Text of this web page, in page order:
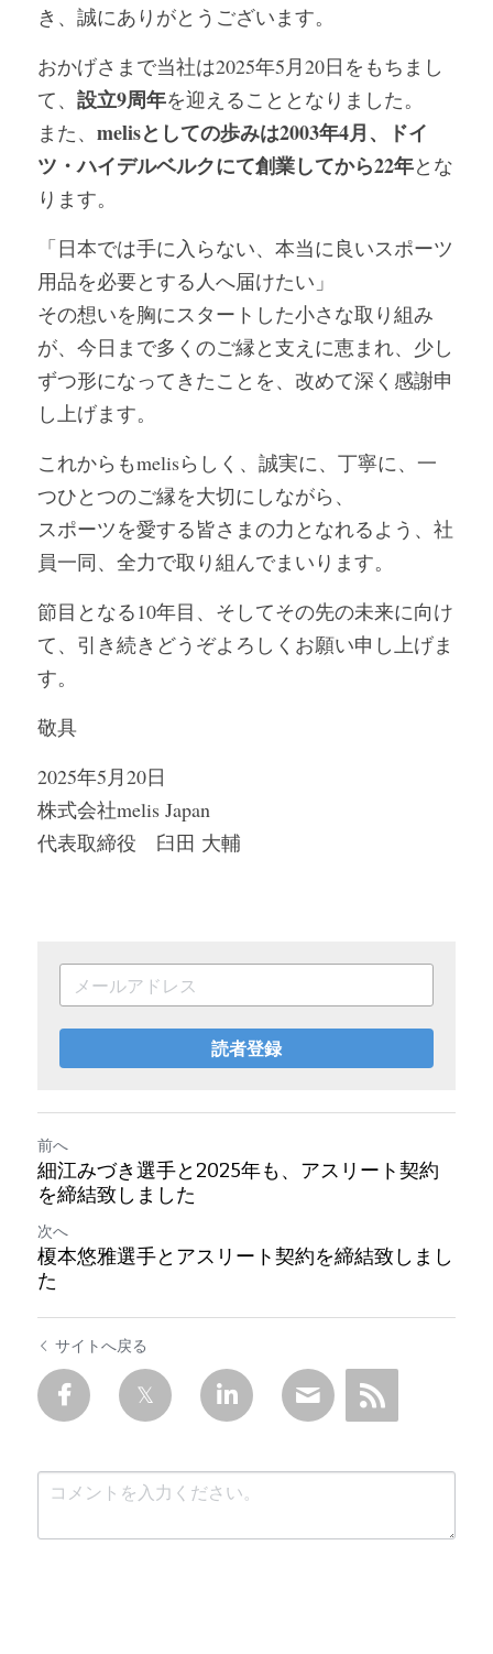
き、誠にありがとうございます。
おかげさまで当社は2025年5月20日をもちまし
て、 設立9周年を迎えることとなりました。
また、 melisとしての歩みは2003年4月、ドイ
ツ・ハイデルベルクにて創業してから22年とな
ります。
「日本では手に入らない、本当に良いスポーツ
用品を必要とする人へ届けたい」
その想いを胸にスタートした小さな取り組み
が、今日まで多くのご縁と支えに恵まれ、少し
ずつ形になってきたことを、改めて深く感謝申
し上げます。
これからもmelisらしく、誠実に、丁寧に、一
つひとつのご縁を大切にしながら、
スポーツを愛する皆さまの力となれるよう、社
員一同、全力で取り組んでまいります。
節目となる10年目、そしてその先の未来に向け
て、引き続きどうぞよろしくお願い申し上げま
す。
敬具
2025年5月20日
株式会社melis Japan
代表取締役　臼田 大輔
読者登録
前へ
細江みづき選手と2025年も、アスリート契約
を締結致しました
次へ
榎本悠雅選手とアスリート契約を締結致しまし
た
サイトへ戻る